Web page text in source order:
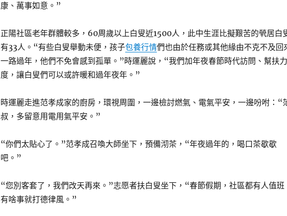
康、萬事如意。”
正陽社區老年群體較多，60周歲以上白叟近1500人，此中生涯比擬艱苦的煢居白
有33人。“有些白叟舉動未便，孩子包養行情們也由於任務或其他緣由不克不及回
一路過年，他們不免會感到孤單。”時運麗說，“我們加年夜春節時代訪問、幫扶力
度，讓白叟們可以或許暖和過年夜年。”
時運麗走進范孝成家的廚房，環視周圍，一邊檢討燃氣、電氣平安，一邊吩咐：“
叔，多留意用電用氣平安。”
“你們太貼心了。”范孝成召喚大師坐下，預備沏茶，“年夜過年的，喝口茶歇歇
吧。”
“您別客套了，我們改天再來。”志愿者扶白叟坐下，“春節假期，社區都有人值班
有啥事就打德律風。”